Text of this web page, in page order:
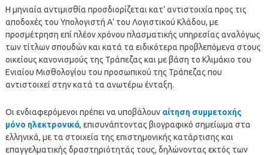
Η μηνιαία αντιμισθία προσδιορίζεται κατ’ αντιστοιχία προς τις
αποδοχές του Υπολογιστή Α’ του Λογιστικού Κλάδου, με
προσμέτρηση επί πλέον χρόνου πλασματικής υπηρεσίας αναλόγως
των τίτλων σπουδών και κατά τα ειδικότερα προβλεπόμενα στους
οικείους κανονισμούς της Τράπεζας και με βάση το Κλιμάκιο του
Ενιαίου Μισθολογίου του προσωπικού της Τράπεζας που
αντιστοιχεί στην κατά τα ανωτέρω ένταξη.
Οι ενδιαφερόμενοι πρέπει να υποβάλουν αίτηση συμμετοχής
μόνο ηλεκτρονικά, επισυνάπτοντας βιογραφικό σημείωμα στα
ελληνικά, με τα στοιχεία της επιστημονικής κατάρτισης και
επαγγελματικής δραστηριότητάς τους, δηλώνοντας εκτός των